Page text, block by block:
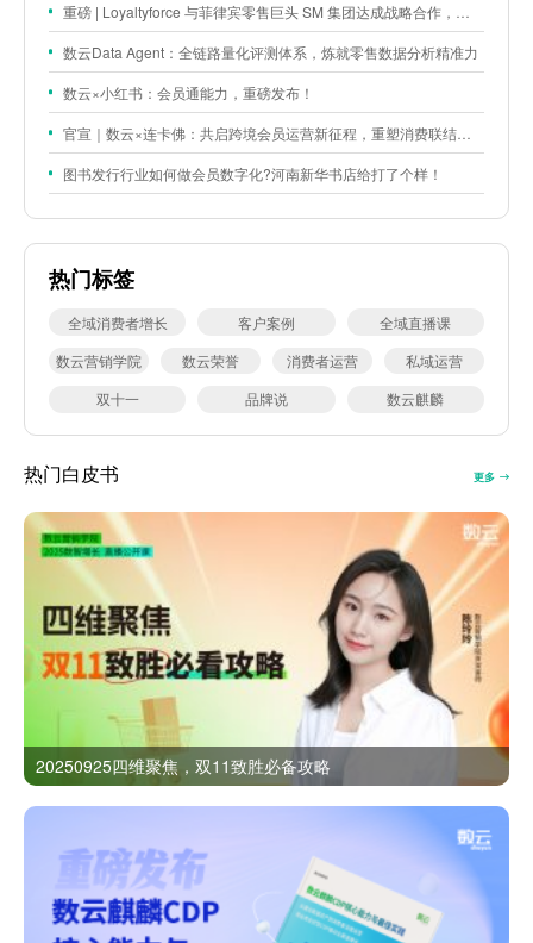
重磅 | Loyaltyforce 与菲律宾零售巨头 SM 集团达成战略合作，携手开启 SMAC 会员数智化运营新征程
数云Data Agent：全链路量化评测体系，炼就零售数据分析精准力
数云×小红书：会员通能力，重磅发布！
官宣｜数云×连卡佛：共启跨境会员运营新征程，重塑消费联结新体验
图书发行行业如何做会员数字化?河南新华书店给打了个样！
热门标签
全域消费者增长 客户案例
全域直播课
数云营销学院
数云荣誉 消费者运营
私域运营
双十一
品牌说 数云麒麟
热门白皮书 更多
20250925四维聚焦，双11致胜必备攻略